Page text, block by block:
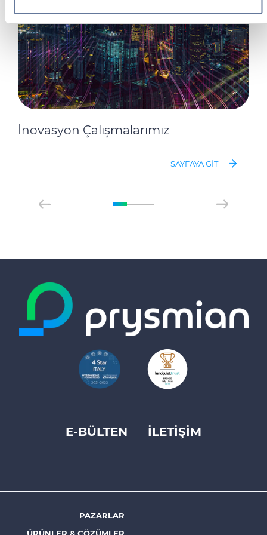
paylaşabiliriz. İş ortaklarımız, bu bilgileri kendilerine
sağladığınız veya hizmetlerini kullanırken topladıkları diğer
bilgilerle birleştirebilir.
İnovasyon Çalışmalarımız
SAYFAYA GIT
Footer
Prysmian
E-BÜLTEN İLETİŞİM
FooterPAZARLAR